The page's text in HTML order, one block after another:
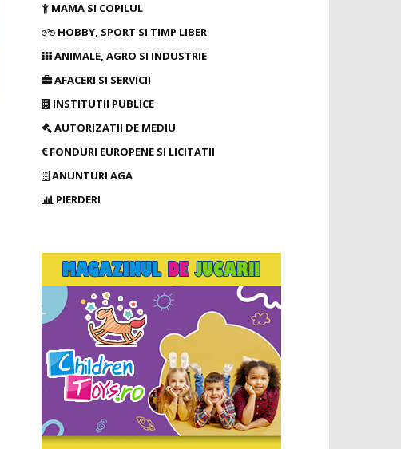
MAMA SI COPILUL
HOBBY, SPORT SI TIMP LIBER
ANIMALE, AGRO SI INDUSTRIE
AFACERI SI SERVICII
INSTITUTII PUBLICE
AUTORIZATII DE MEDIU
FONDURI EUROPENE SI LICITATII
ANUNTURI AGA
PIERDERI